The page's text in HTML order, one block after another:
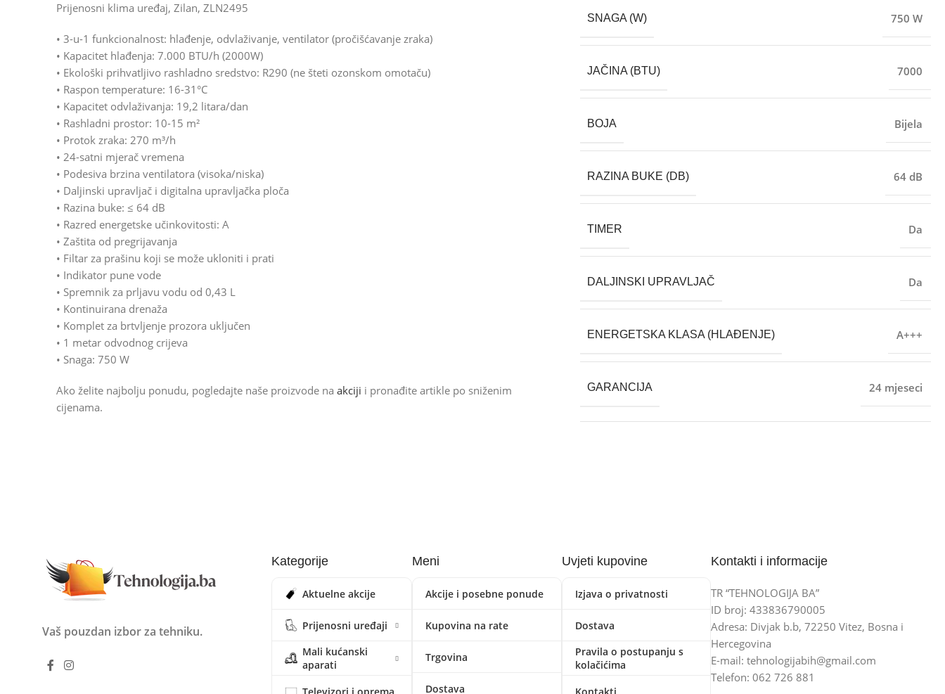
Prijenosni klima uređaj, Zilan, ZLN2495
• 3-u-1 funkcionalnost: hlađenje, odvlaživanje, ventilator (pročišćavanje zraka)
• Kapacitet hlađenja: 7.000 BTU/h (2000W)
• Ekološki prihvatljivo rashladno sredstvo: R290 (ne šteti ozonskom omotaču)
• Raspon temperature: 16-31°C
• Kapacitet odvlaživanja: 19,2 litara/dan
• Rashladni prostor: 10-15 m²
• Protok zraka: 270 m³/h
• 24-satni mjerač vremena
• Podesiva brzina ventilatora (visoka/niska)
• Daljinski upravljač i digitalna upravljačka ploča
• Razina buke: ≤ 64 dB
• Razred energetske učinkovitosti: A
• Zaštita od pregrijavanja
• Filtar za prašinu koji se može ukloniti i prati
• Indikator pune vode
• Spremnik za prljavu vodu od 0,43 L
• Kontinuirana drenaža
• Komplet za brtvljenje prozora uključen
• 1 metar odvodnog crijeva
• Snaga: 750 W
Ako želite najbolju ponudu, pogledajte naše proizvode na akciji i pronađite artikle po sniženim
cijenama.
SNAGA (W) 750 W
JAČINA (BTU) 7000
BOJA Bijela
RAZINA BUKE (DB) 64 dB
TIMER Da
DALJINSKI UPRAVLJAČ Da
ENERGETSKA KLASA (HLAĐENJE) A+++
GARANCIJA 24 mjeseci
Vaš pouzdan izbor za tehniku.
Kategorije
Aktuelne akcije
Prijenosni uređaji
Mali kućanski
aparati
Meni
Akcije i posebne ponude
Kupovina na rate
Trgovina
Dostava
Uvjeti kupovine
Izjava o privatnosti
Dostava
Pravila o postupanju s
kolačićima
Kontakti i informacije
TR “TEHNOLOGIJA BA”
ID broj: 433836790005
Adresa: Divjak b.b, 72250 Vitez, Bosna i
Hercegovina
E-mail: tehnologijabih@gmail.com
Telefon: 062 726 881